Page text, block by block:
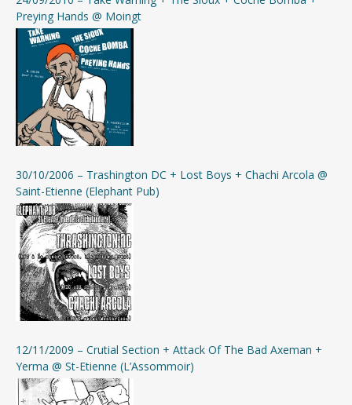
Preying Hands @ Moingt
30/10/2006 – Trashington DC + Lost Boys + Chachi Arcola @
Saint-Etienne (Elephant Pub)
12/11/2009 – Crutial Section + Attack Of The Bad Axeman +
Yerma @ St-Etienne (L’Assommoir)